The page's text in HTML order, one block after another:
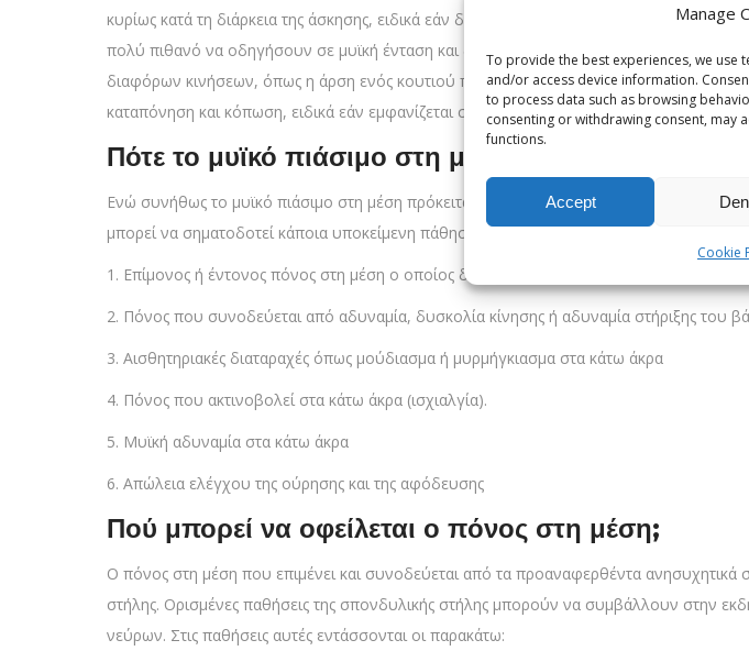
Manage
To provide the best experiences, we use
and/or access device information.
to process data such as browsing
consenting or withdrawing consent, may
functions.
Accept
Cookie
κυρίως κατά τη διάρκεια της άσκησης, ειδικά εάν δεν έχει γίνει σωστή προθέρμανση
πολύ πιθανό να οδηγήσουν σε μυϊκή ένταση και δυσφορία, ενώ προκύπτουν συχνά
διαφόρων κινήσεων, όπως η άρση ενός κουτιού που περιέχει βάρος από το πάτωμα.
καταπόνηση και κόπωση, ειδικά εάν εμφανίζεται σε εργαζόμενους με σωματικά
Πότε το μυϊκό πιάσιμο στη μέση μπορεί να
Ενώ συνήθως το μυϊκό πιάσιμο στη μέση πρόκειται όντως για παροδικό πόνο σε
μπορεί να σηματοδοτεί κάποια υποκείμενη πάθηση. Μερικά προειδοποιητικά σημάδια
1. Επίμονος ή έντονος πόνος στη μέση ο οποίος διαρκεί περισσότερο από μία εβδομάδα ή
2. Πόνος που συνοδεύεται από αδυναμία, δυσκολία κίνησης ή αδυναμία στήριξης του
3. Αισθητηριακές διαταραχές όπως μούδιασμα ή μυρμήγκιασμα στα κάτω άκρα
4. Πόνος που ακτινοβολεί στα κάτω άκρα (ισχιαλγία).
5. Μυϊκή αδυναμία στα κάτω άκρα
6. Απώλεια ελέγχου της ούρησης και της αφόδευσης
Πού μπορεί να οφείλεται ο πόνος στη μέση;
Ο πόνος στη μέση που επιμένει και συνοδεύεται από τα προαναφερθέντα
στήλης. Ορισμένες παθήσεις της σπονδυλικής στήλης μπορούν να συμβάλλουν στην
νεύρων. Στις παθήσεις αυτές εντάσσονται οι παρακάτω: